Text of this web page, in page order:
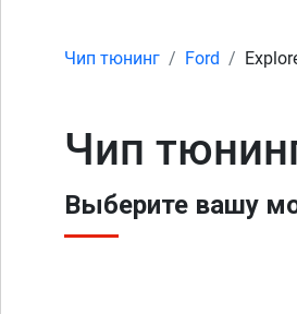
Чип тюнинг Ford
Чип
Выберите вашу